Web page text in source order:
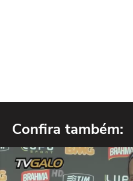
Confira também: